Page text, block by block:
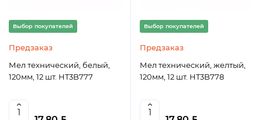
Выбор покупателей
Предзаказ
Мел технический, белый,
120мм, 12 шт. HT3B777
Выбор покупателей
Предзаказ
Мел технический, желтый,
120мм, 12 шт. HT3B778